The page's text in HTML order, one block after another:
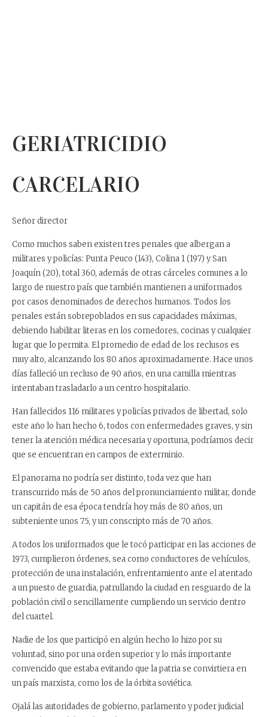
GERIATRICIDIO
CARCELARIO
Señor director
Como muchos saben existen tres penales que albergan a
militares y policías: Punta Peuco (143), Colina 1 (197) y San
Joaquín (20), total 360, además de otras cárceles comunes a lo
largo de nuestro país que también mantienen a uniformados
por casos denominados de derechos humanos. Todos los
penales están sobrepoblados en sus capacidades máximas,
debiendo habilitarliteras en los comedores, cocinas y cualquier
lugar que lo permita. El promedio de edad de los reclusos es
muy alto, alcanzando los 80 años aproximadamente. Hace unos
días falleció un recluso de 90 años, en una camilla mientras
intentaban trasladarlo a un centro hospitalario.
Han fallecidos 116 militares y policías privados de libertad, solo
este año lo han hecho 6, todos conenfermedades graves, y sin
tener la atención médica necesaria y oportuna, podríamos decir
que se encuentran en campos de exterminio.
El panorama no podría ser distinto, toda vez que han
transcurrido más de 50 años delpronunciamiento militar, donde
un capitán de esa época tendría hoy más de 80 años, un
subteniente unos 75, y un conscripto más de 70 años.
A todos los uniformados que le tocó participar en las acciones de
1973, cumplieron órdenes, seacomo conductores de vehículos,
protección de una instalación, enfrentamiento ante el atentado
aun puesto de guardia, patrullando la ciudad en resguardo de la
población civil o sencillamente cumpliendo un servicio dentro
del cuartel.
Nadie de los que participó en algún hecho lo hizo por su
voluntad, sino por una orden superior y lo más importante
convencido que estaba evitando que la patria se convirtiera en
un país marxista, como los de la órbita soviética.
Ojalá las autoridades de gobierno, parlamento y poder judicial